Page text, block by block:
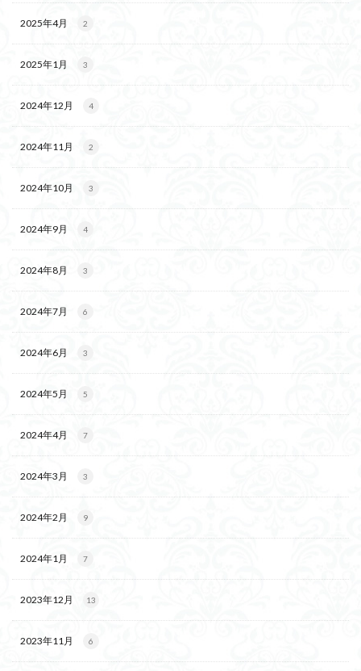
2025年4月 2
2025年1月 3
2024年12月 4
2024年11月 2
2024年10月 3
2024年9月 4
2024年8月 3
2024年7月 6
2024年6月 3
2024年5月 5
2024年4月 7
2024年3月 3
2024年2月 9
2024年1月 7
2023年12月 13
2023年11月 6